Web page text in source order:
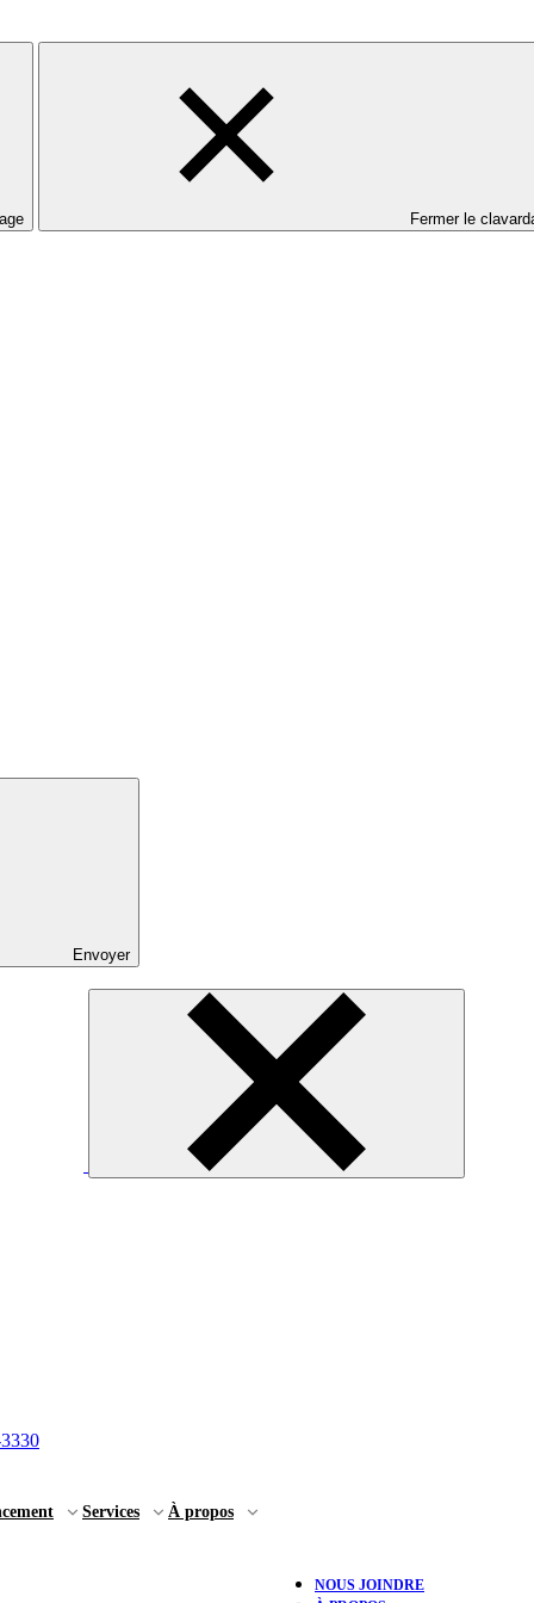
Fermer le
Envoyer
Services À propos
NOUS JOINDRE